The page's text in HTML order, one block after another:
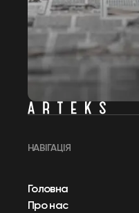
НАВІГАЦІЯ
Головна
Про нас